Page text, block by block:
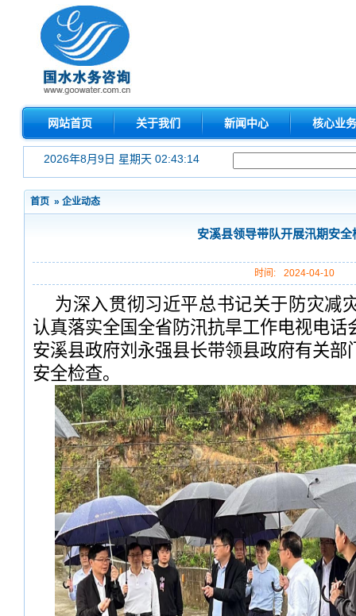
网站首页 关于我们 新闻中心 核心业务
2026年8月9日 星期天 02:43:15
首页 » 企业动态
安溪县领导带队开展汛期安全
时间: 2024-04-10
为深入贯彻习近平总书记关于防灾减
认真落实全国全省防汛抗旱工作电视电话
安溪县政府刘永强县长带领县政府有关部
安全检查。